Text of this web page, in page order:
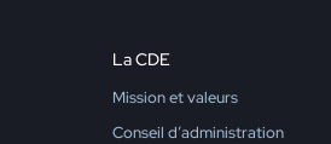
La CDE
Mission et valeurs
Conseil d’administration